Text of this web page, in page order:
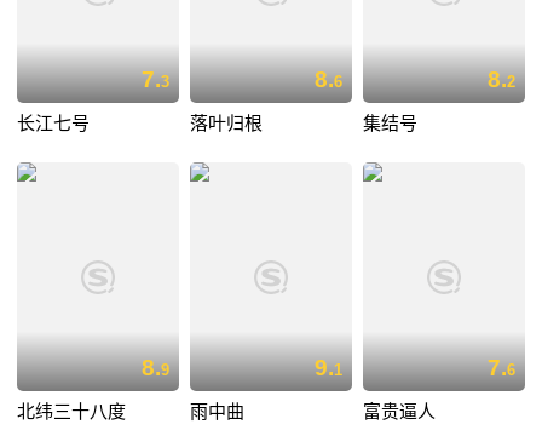
7.3
长江七号
8.6
落叶归根
8.2
集结号
8.9
北纬三十八度
9.1
雨中曲
7.6
富贵逼人